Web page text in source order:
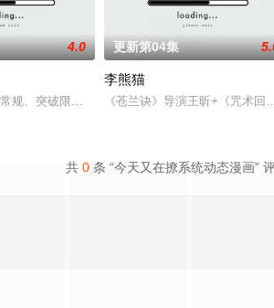
一个名为“星之队”的小组是特
惊险的修行世界，原本以为自己可以从此吃香喝辣
4.0
规、突破限制，达到某种非凡成就，往往伴随着
更新第04集
李熊猫
《苍兰诀》导演王昕+《咒术
共 0 条 “今天又在撩系统动态漫画”